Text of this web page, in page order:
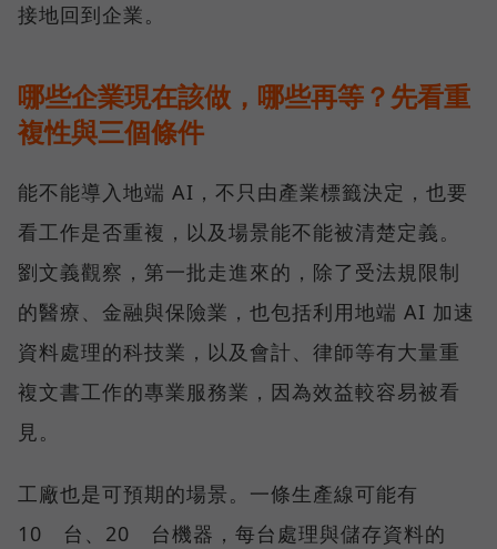
接地回到企業。
哪些企業現在該做，哪些再等？先看重
複性與三個條件
能不能導入地端 AI，不只由產業標籤決定，也要
看工作是否重複，以及場景能不能被清楚定義。
劉文義觀察，第一批走進來的，除了受法規限制
的醫療、金融與保險業，也包括利用地端 AI 加速
資料處理的科技業，以及會計、律師等有大量重
複文書工作的專業服務業，因為效益較容易被看
見。
工廠也是可預期的場景。一條生產線可能有
10 台、20 台機器，每台處理與儲存資料的